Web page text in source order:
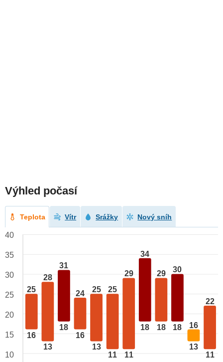
Výhled počasí
Teplota Vítr Srážky Nový sníh
25
16
28
13
31
18
24
16
25
13
25
11
29
11
34
18
29
18
30
18 16
13
22
11
40
35
30
25
20
15
10